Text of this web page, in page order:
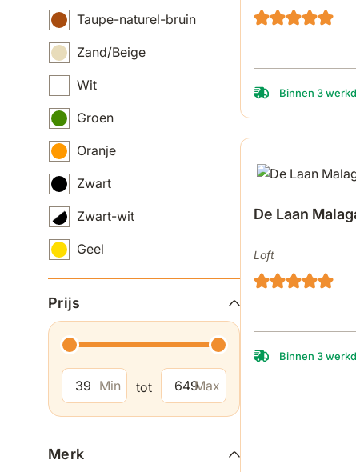
Taupe-naturel-bruin
Zand/Beige
Wit
Groen
Oranje
Zwart
Zwart-wit
Geel
Prijs
Min tot Max
Merk
Binnen 3
De Laan
Loft
Binnen 3